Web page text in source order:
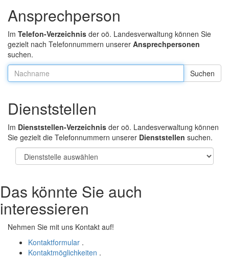
Ansprechperson
Im Telefon-Verzeichnis der oö. Landesverwaltung können Sie
gezielt nach Telefonnummern unserer Ansprechpersonen
suchen.
Nachname:
Dienststellen
Im Dienststellen-Verzeichnis der oö. Landesverwaltung können
Sie gezielt die Telefonnummern unserer Dienststellen suchen.
Das könnte Sie auch
interessieren
Nehmen Sie mit uns Kontakt auf!
Kontaktformular .
Kontaktmöglichkeiten .